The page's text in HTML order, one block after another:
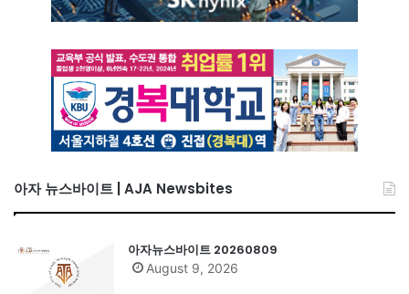
아자 뉴스바이트 | AJA Newsbites
아자뉴스바이트 20260809
August 9, 2026